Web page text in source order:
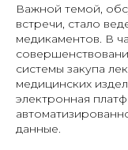
Важной темой,
встречи, стало
медикаментов. В
системы закупа
медицинских
электронная
данные.